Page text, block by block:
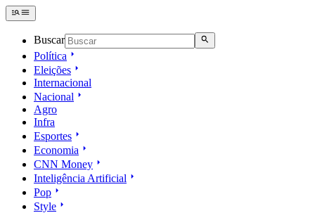
Buscar
Política
Eleições
Internacional
Nacional
Agro
Infra
Esportes
Economia
CNN Money
Inteligência Artificial
Pop
Style